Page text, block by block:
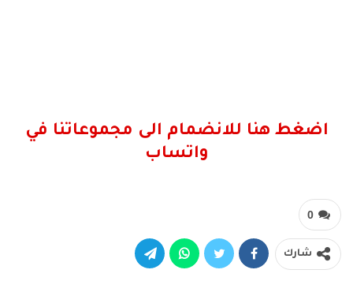
اضغط هنا للانضمام الى مجموعاتنا في
واتساب
0
شارك